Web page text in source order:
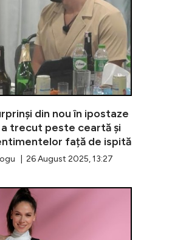
din nou în ipostaze
trecut peste ceartă și
față de ispită
| 26 August 2025, 13:27
nu s-a despărțit de iubit la